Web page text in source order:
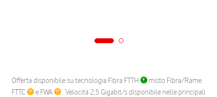
Offerta disponibile su tecnologia Fibra FTTH
misto Fibra/Rame
FTTC
e FWA
. Velocità 2,5 Gigabit/s disponibile nelle principali